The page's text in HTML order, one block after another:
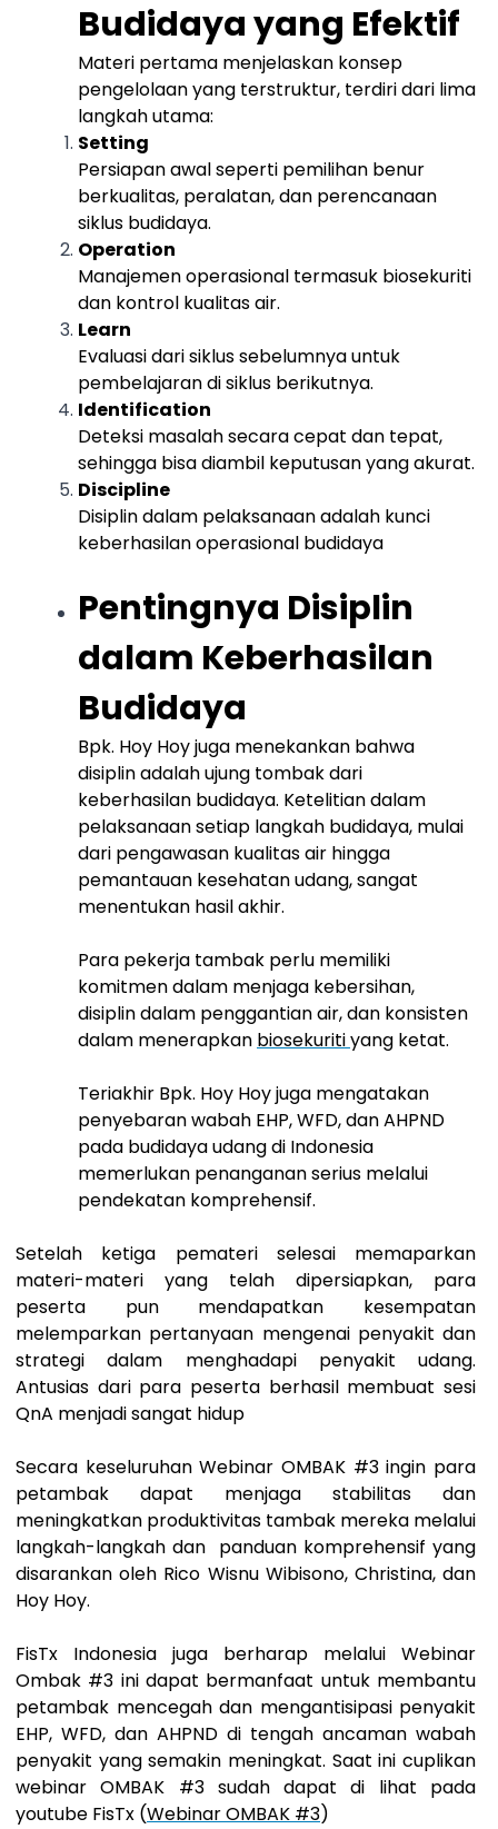
Budidaya yang Efektif
Materi pertama menjelaskan konsep
pengelolaan yang terstruktur, terdiri dari lima
langkah utama:
Setting
Persiapan awal seperti pemilihan benur
berkualitas, peralatan, dan perencanaan
siklus budidaya.
Operation
Manajemen operasional termasuk biosekuriti
dan kontrol kualitas air.
Learn
Evaluasi dari siklus sebelumnya untuk
pembelajaran di siklus berikutnya.
Identification
Deteksi masalah secara cepat dan tepat,
sehingga bisa diambil keputusan yang akurat.
Discipline
Disiplin dalam pelaksanaan adalah kunci
keberhasilan operasional budidaya
Pentingnya Disiplin
dalam Keberhasilan
Budidaya
Bpk. Hoy Hoy juga menekankan bahwa
disiplin adalah ujung tombak dari
keberhasilan budidaya. Ketelitian dalam
pelaksanaan setiap langkah budidaya, mulai
dari pengawasan kualitas air hingga
pemantauan kesehatan udang, sangat
menentukan hasil akhir.
Para pekerja tambak perlu memiliki
komitmen dalam menjaga kebersihan,
disiplin dalam penggantian air, dan konsisten
dalam menerapkan biosekuritiyang ketat.
Teriakhir Bpk. Hoy Hoy juga mengatakan
penyebaran wabah EHP, WFD, dan AHPND
pada budidaya udang di Indonesia
memerlukan penanganan serius melalui
pendekatan komprehensif.
Setelah ketiga pemateri selesai memaparkan
materi-materi yang telah dipersiapkan, para
peserta pun mendapatkan kesempatan
melemparkan pertanyaan mengenai penyakit dan
strategi dalam menghadapi penyakit udang.
Antusias dari para peserta berhasil membuat sesi
QnA menjadi sangat hidup
Secara keseluruhan Webinar OMBAK #3 ingin para
petambak dapat menjaga stabilitas dan
meningkatkan produktivitas tambak mereka melalui
langkah-langkah dan panduan komprehensif yang
disarankan oleh Rico Wisnu Wibisono, Christina, dan
Hoy Hoy.
FisTx Indonesia juga berharap melalui Webinar
Ombak #3 ini dapat bermanfaat untuk membantu
petambak mencegah dan mengantisipasi penyakit
EHP, WFD, dan AHPND di tengah ancaman wabah
penyakit yang semakin meningkat. Saat ini cuplikan
webinar OMBAK #3 sudah dapat di lihat pada
youtube FisTx (Webinar OMBAK #3)